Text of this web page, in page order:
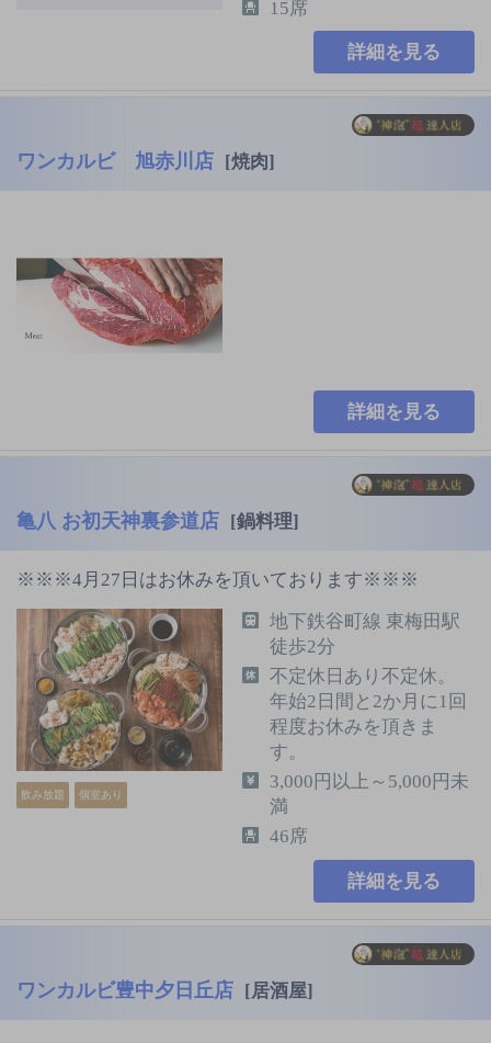
15席
詳細を見る
ワンカルビ 旭赤川店 [焼肉]
詳細を見る
亀八 お初天神裏参道店 [鍋料理]
※※※4月27日はお休みを頂いております※※※
飲み放題 個室あり
地下鉄谷町線 東梅田駅
徒歩2分
不定休日あり不定休。
年始2日間と2か月に1回
程度お休みを頂きま
す。
3,000円以上～5,000円未
満
46席
詳細を見る
ワンカルビ豊中夕日丘店 [居酒屋]